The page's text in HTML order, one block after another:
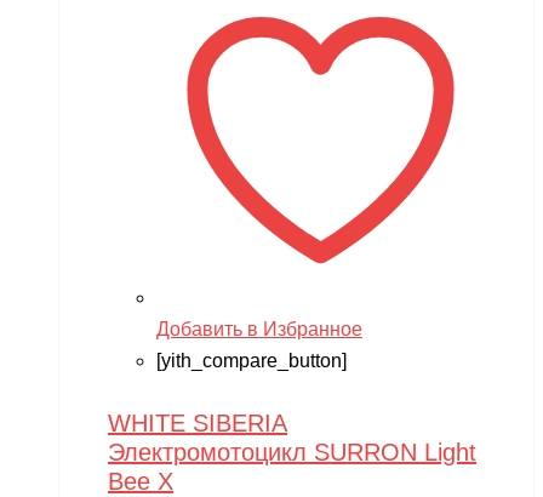
Добавить в Избранное
[yith_compare_button]
WHITE SIBERIA
Электромотоцикл SURRON Light
Bee X